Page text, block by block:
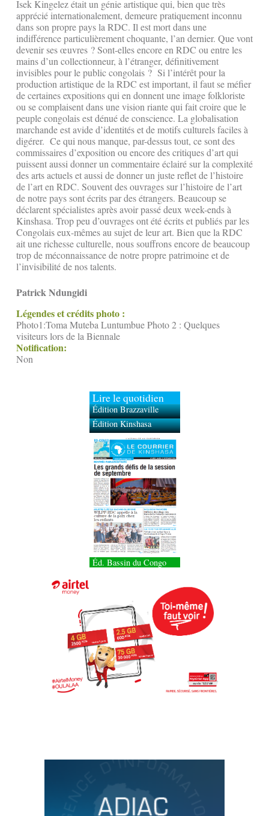
Isek Kingelez était un génie artistique qui, bien que très
apprécié internationalement, demeure pratiquement inconnu
dans son propre pays la RDC. Il est mort dans une
indifférence particulièrement choquante, l’an dernier. Que vont
devenir ses œuvres ? Sont-elles encore en RDC ou entre les
mains d’un collectionneur, à l’étranger, définitivement
invisibles pour le public congolais ? Si l’intérêt pour la
production artistique de la RDC est important, il faut se méfier
de certaines expositions qui en donnent une image folkloriste
ou se complaisent dans une vision riante qui fait croire que le
peuple congolais est dénué de conscience. La globalisation
marchande est avide d’identités et de motifs culturels faciles à
digérer. Ce qui nous manque, par-dessus tout, ce sont des
commissaires d’exposition ou encore des critiques d’art qui
puissent aussi donner un commentaire éclairé sur la complexité
des arts actuels et aussi de donner un juste reflet de l’histoire
de l’art en RDC. Souvent des ouvrages sur l’histoire de l’art
de notre pays sont écrits par des étrangers. Beaucoup se
déclarent spécialistes après avoir passé deux week-ends à
Kinshasa. Trop peu d’ouvrages ont été écrits et publiés par les
Congolais eux-mêmes au sujet de leur art. Bien que la RDC
ait une richesse culturelle, nous souffrons encore de beaucoup
trop de méconnaissance de notre propre patrimoine et de
l’invisibilité de nos talents.
Patrick Ndungidi
Légendes et crédits photo :
Photo1:Toma Muteba Luntumbue Photo 2 : Quelques
visiteurs lors de la Biennale
Notification:
Non
Lire le quotidien
Édition Brazzaville
Édition Kinshasa
Éd. Bassin du Congo